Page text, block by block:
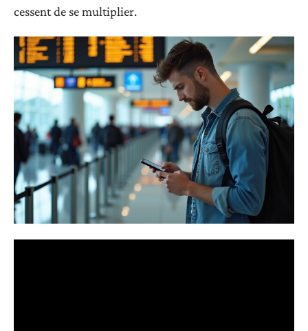
cessent de se multiplier.